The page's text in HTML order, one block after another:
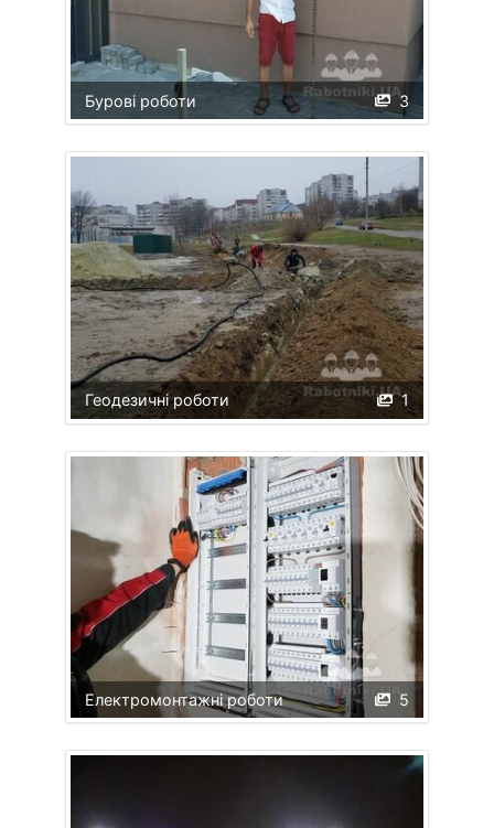
3
Бурові роботи
1
Геодезичні роботи
5
Електромонтажні роботи